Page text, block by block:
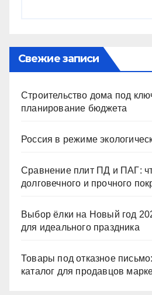
Свежие записи
Строительство дома под
планирование бюджета
Россия в режиме
Сравнение плит ПД и ПАГ:
долговечного и прочного
Выбор ёлки на Новый год
для идеального праздника
Товары под отказное
каталог для продавцов